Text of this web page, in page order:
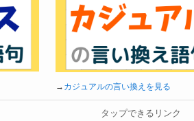
→ カジュアルの言い換えを見る
タップできるリンク